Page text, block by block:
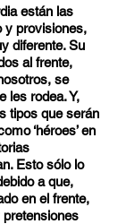
están las
y provisiones,
diferente. Su
al frente,
se
les rodea. Y,
tipos que serán
‘héroes’ en
Esto sólo lo
a que,
en el frente,